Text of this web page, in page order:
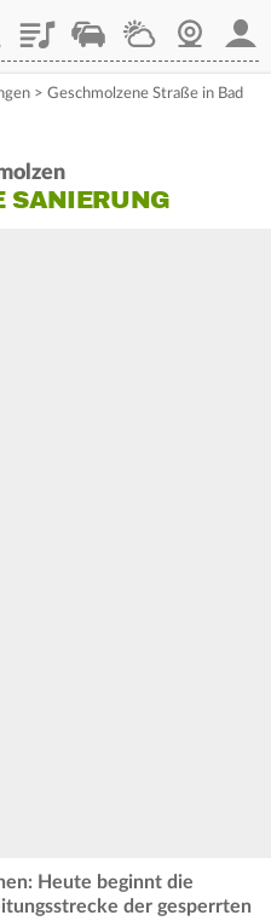
PlaylistStaupilotWetterWebcam
> Geschmolzene Straße in Bad
SANIERUNG
Heute beginnt die
der gesperrten